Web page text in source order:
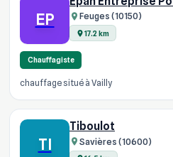
EP Feuges (10150)
17.2 km
Chauffagiste
chauffage situé à Vailly
TI
Tiboulot
Savières (10600)